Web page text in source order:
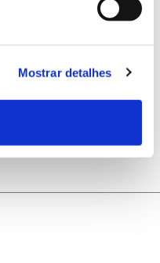
Mostrar detalhes
jovens voluntários